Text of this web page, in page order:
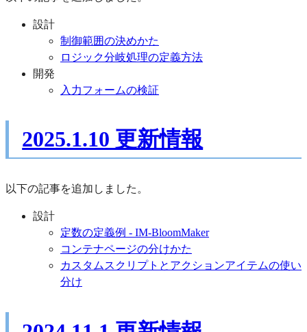
設計
制御範囲の決めかた
ロジック分岐処理の定義方法
開発
入力フォームの検証
2025.1.10 更新情報
以下の記事を追加しました。
設計
定数の定義例 - IM-BloomMaker
コンテナページの分けかた
カスタムスクリプトとアクションアイテムの使い
分け